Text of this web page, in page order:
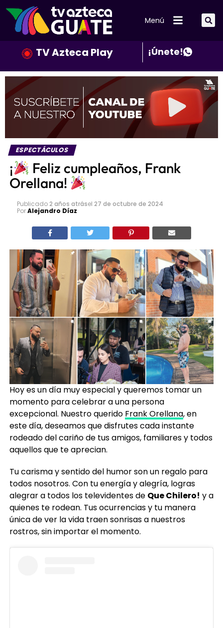
Menú
TV Azteca Play ¡Únete!
ESPECTÁCULOS
¡
Feliz cumpleaños, Frank
Orellana!
Publicado2 años atrásel 27 de octubre de 2024
PorAlejandro Díaz
Hoy es un día muy especial y queremos tomar un
momento para celebrar a una persona
excepcional. Nuestro querido Frank Orellana, en
este día, deseamos que disfrutes cada instante
rodeado del cariño de tus amigos, familiares y todos
aquellos que te aprecian.
Tu carisma y sentido del humor son un regalo para
todos nosotros. Con tu energía y alegría, logras
alegrar a todos los televidentes de Que Chilero! y a
quienes te rodean. Tus ocurrencias y tu manera
única de ver la vida traen sonrisas a nuestros
rostros, sin importar el momento.